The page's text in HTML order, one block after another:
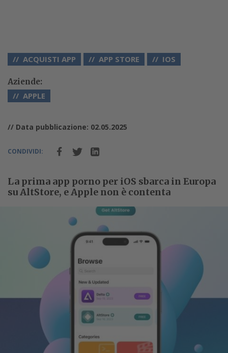
ACQUISTI APP APP STORE IOS
Aziende:
APPLE
// Data pubblicazione: 02.05.2025
CONDIVIDI:
La prima app porno per iOS sbarca in Europa
su AltStore, e Apple non è contenta